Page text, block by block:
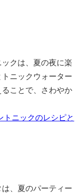
クは、夏の夜に楽
ニックウォーター
ことで、さわやか
トニックのレシピと
、夏のパーティー